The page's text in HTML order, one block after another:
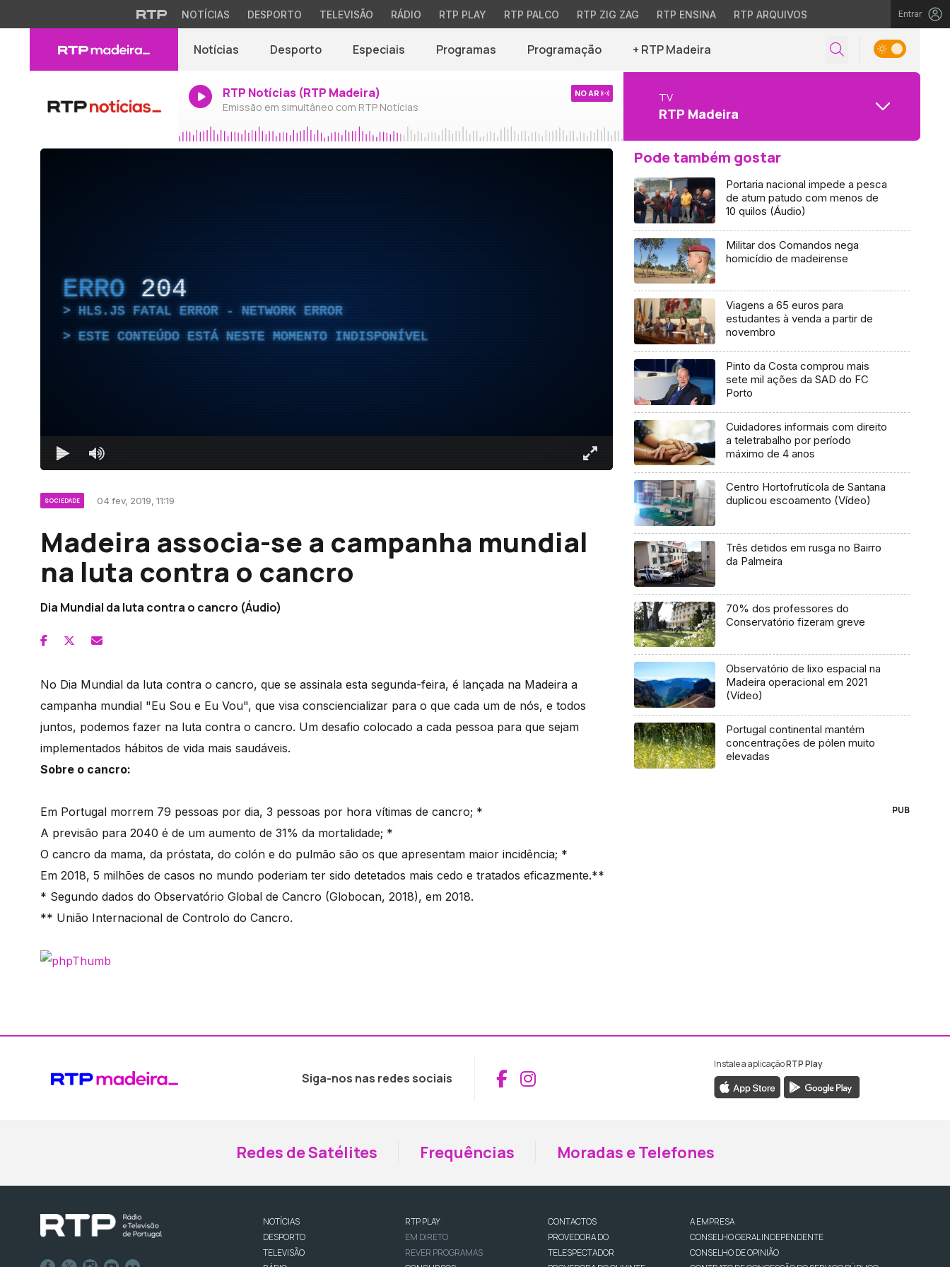
NOTÍCIAS DESPORTO TELEVISÃO RÁDIO RTP PLAY RTP PALCO RTP ZIG ZAG RTP ENSINA RTP ARQUIVOS Entrar
Notícias Desporto Especiais Programas Programação + RTP Madeira
RTP Notícias (RTP Madeira)
Emissão em simultâneo com RTP Notícias
NO AR TV
RTP Madeira
ERRO 204
HLS.JS FATAL ERROR - NETWORK ERROR
ESTE CONTEÚDO ESTÁ NESTE MOMENTO INDISPONÍVEL
SOCIEDADE 04 fev, 2019, 11:19
Madeira associa-se a campanha mundial
na luta contra o cancro
Dia Mundial da luta contra o cancro (Áudio)
No Dia Mundial da luta contra o cancro, que se assinala esta segunda-feira, é lançada na Madeira a
campanha mundial "Eu Sou e Eu Vou", que visa consciencializar para o que cada um de nós, e todos
juntos, podemos fazer na luta contra o cancro. Um desafio colocado a cada pessoa para que sejam
implementados hábitos de vida mais saudáveis.
Sobre o cancro:
Em Portugal morrem 79 pessoas por dia, 3 pessoas por hora vítimas de cancro; *
A previsão para 2040 é de um aumento de 31% da mortalidade; *
O cancro da mama, da próstata, do colón e do pulmão são os que apresentam maior incidência; *
Em 2018, 5 milhões de casos no mundo poderiam ter sido detetados mais cedo e tratados eficazmente.**
* Segundo dados do Observatório Global de Cancro (Globocan, 2018), em 2018.
** União Internacional de Controlo do Cancro.
Pode também gostar
Portaria nacional impede a pesca
de atum patudo com menos de
10 quilos (Áudio)
Militar dos Comandos nega
homicídio de madeirense
Viagens a 65 euros para
estudantes à venda a partir de
novembro
Pinto da Costa comprou mais
sete mil ações da SAD do FC
Porto
Cuidadores informais com direito
a teletrabalho por período
máximo de 4 anos
Centro Hortofrutícola de Santana
duplicou escoamento (Vídeo)
Três detidos em rusga no Bairro
da Palmeira
70% dos professores do
Conservatório fizeram greve
Observatório de lixo espacial na
Madeira operacional em 2021
(Vídeo)
Portugal continental mantém
concentrações de pólen muito
elevadas
PUB
Siga-nos nas redes sociais Aceder ao Facebook da RTP Madeira
Aceder ao Instagram da RTP Madeira
Instale a aplicaçãoRTP Play
Redes de Satélites Frequências Moradas e Telefones
NOTÍCIAS
DESPORTO
TELEVISÃO
RTP PLAY
EM DIRETO
REVER PROGRAMAS
CONTACTOS
PROVEDORA DO
TELESPECTADOR
A EMPRESA
CONSELHO GERAL INDEPENDENTE
CONSELHO DE OPINIÃO